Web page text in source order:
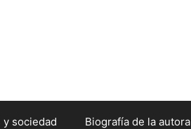
y sociedad Biografía de la autora